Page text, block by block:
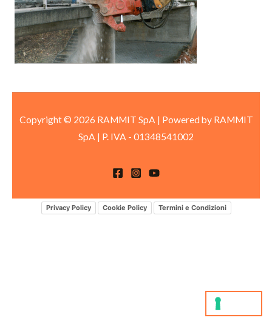
Copyright © 2026 RAMMIT SpA | Powered by RAMMIT
SpA | P. IVA - 01348541002
Privacy Policy Cookie Policy Termini e Condizioni